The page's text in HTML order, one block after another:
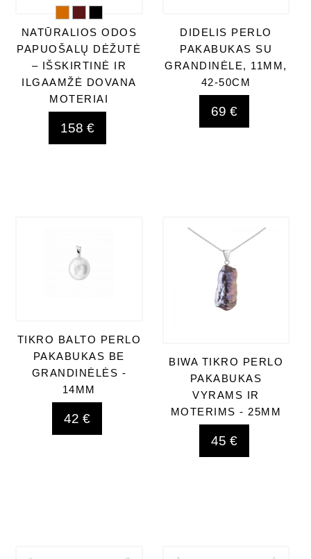
NATŪRALIOS ODOS
PAPUOŠALŲ DĖŽUTĖ
– IŠSKIRTINĖ IR
ILGAAMŽĖ DOVANA
MOTERIAI
158 €
DIDELIS PERLO
PAKABUKAS SU
GRANDINĖLE, 11MM,
42-50CM
69 €
TIKRO BALTO PERLO
PAKABUKAS BE
GRANDINĖLĖS -
14MM
42 €
BIWA TIKRO PERLO
PAKABUKAS
VYRAMS IR
MOTERIMS - 25MM
45 €